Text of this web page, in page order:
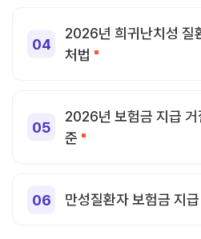
2026년 희귀난치성 질
처법
2026년 보험금 지급 거
준
만성질환자 보험금 지